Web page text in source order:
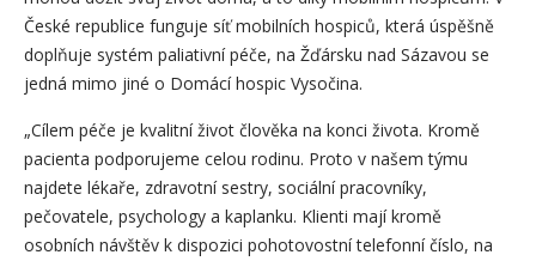
České republice funguje síť mobilních hospiců, která úspěšně
doplňuje systém paliativní péče, na Žďársku nad Sázavou se
jedná mimo jiné o Domácí hospic Vysočina.
„Cílem péče je kvalitní život člověka na konci života. Kromě
pacienta podporujeme celou rodinu. Proto v našem týmu
najdete lékaře, zdravotní sestry, sociální pracovníky,
pečovatele, psychology a kaplanku. Klienti mají kromě
osobních návštěv k dispozici pohotovostní telefonní číslo, na